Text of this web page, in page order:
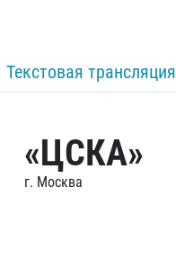
Текстовая трансляция
«ЦСКА»
г. Москва